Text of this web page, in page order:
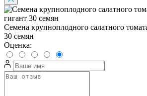
Семена крупноплодного салатного
30 семян
Оценка: